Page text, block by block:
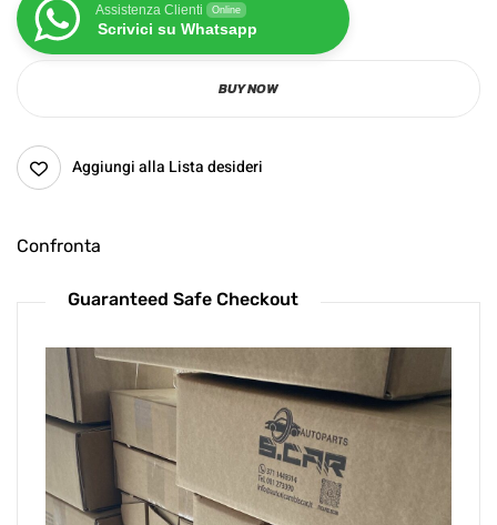
Assistenza Clienti Online
Scrivici su Whatsapp
BUY NOW
Aggiungi alla Lista desideri
Confronta
Guaranteed Safe Checkout